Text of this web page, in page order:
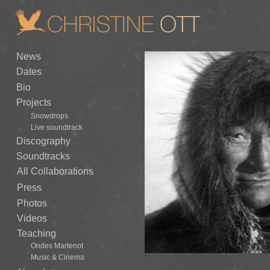
Live soundtrack
Snowdrops
Bio
Videos
Music & Cinema
Ondes Martenot
All Collaborations
Photos
Dates
Soundtracks
Teaching
Press
Projects
Discography
News